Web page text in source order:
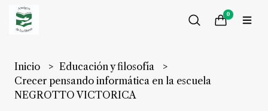
0
Inicio
Educación y filosofía
Crecer pensando informática en la escuela
NEGROTTO VICTORICA